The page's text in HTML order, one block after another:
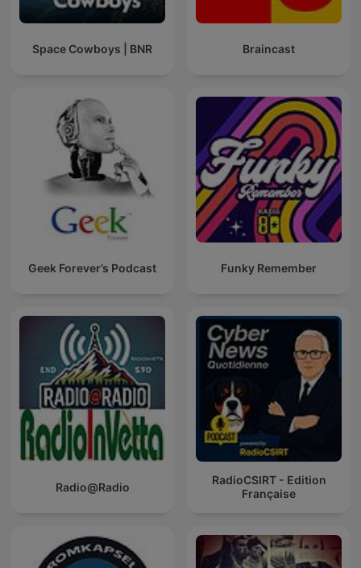
Space Cowboys | BNR Braincast
Geek Forever’s Podcast Funky Remember
Radio@Radio
RadioCSIRT - Edition
Française